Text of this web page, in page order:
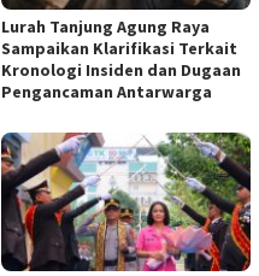
Lurah Tanjung Agung Raya
Sampaikan Klarifikasi Terkait
Kronologi Insiden dan Dugaan
Pengancaman Antarwarga